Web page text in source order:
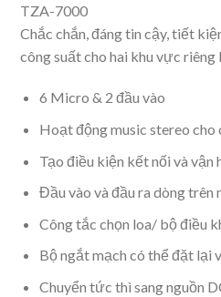
TZA-7000
Chắc chắn, đáng tin cậy, tiết
công suất cho hai khu vực
6 Micro & 2 đầu vào
Hoạt động music stereo cho
Tạo điều kiện kết nối và vận
Đầu vào và đầu ra dòng
Công tắc chọn loa/ bộ điều
Bộ ngắt mạch có thể đặt lại
Chuyển tức thì sang nguồn